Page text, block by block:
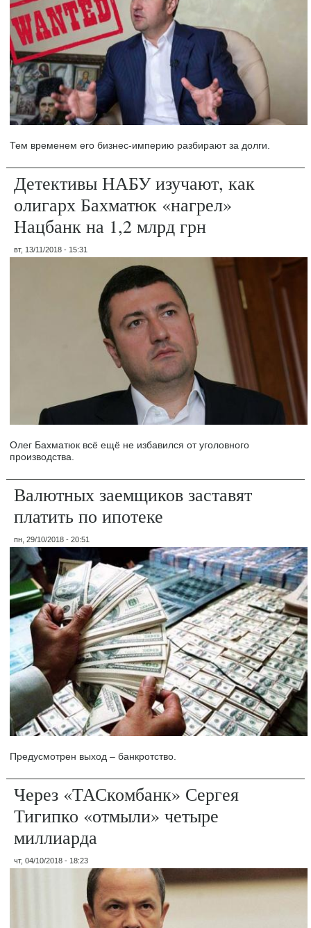
Тем временем его бизнес-империю разбирают за долги.
Детективы НАБУ изучают, как
олигарх Бахматюк «нагрел»
Нацбанк на 1,2 млрд грн
вт, 13/11/2018 - 15:31
Олег Бахматюк всё ещё не избавился от уголовного
производства.
Валютных заемщиков заставят
платить по ипотеке
пн, 29/10/2018 - 20:51
Предусмотрен выход – банкротство.
Через «ТАСкомбанк» Сергея
Тигипко «отмыли» четыре
миллиарда
чт, 04/10/2018 - 18:23